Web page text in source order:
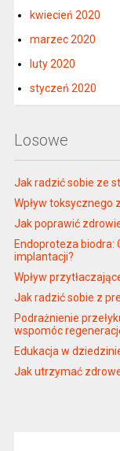
kwiecień 2020
marzec 2020
luty 2020
styczeń 2020
Losowe
Jak radzić sobie ze
Wpływ toksycznego
Jak poprawić
Endoproteza biodra:
implantacji?
Wpływ
Jak radzić sobie z
Podrażnienie
wspomóc
Edukacja w
Jak utrzymać